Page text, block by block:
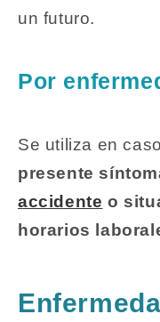
un futuro.
Por
Se utiliza en
presente
accidente o
horarios